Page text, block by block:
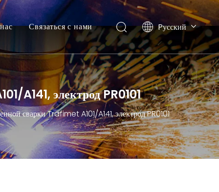
Связаться с нами Pусский
English
A141, электрод PR0101
сварки Trafimet A101/A141, электрод PR0101